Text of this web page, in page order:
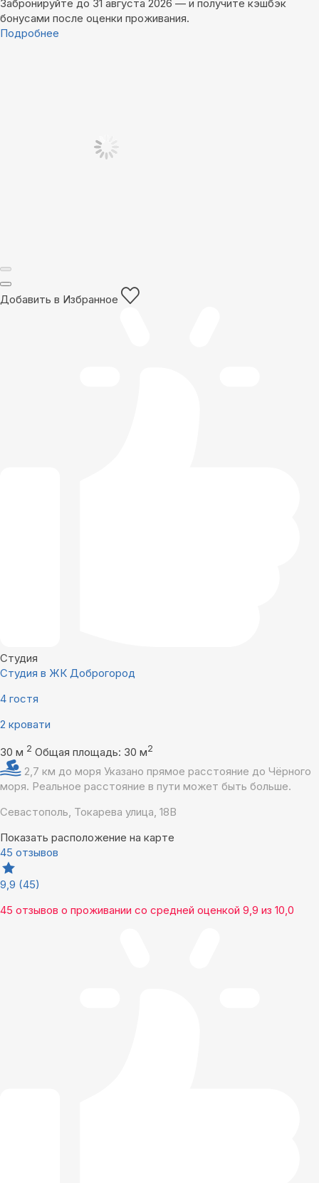
Забронируйте до 31 августа 2026 — и получите кэшбэк
бонусами после оценки проживания.
Подробнее
Добавить в Избранное
Студия
Студия в ЖК Доброгород
4 гостя
2 кровати
30 м 2 Общая площадь: 30 м2
2,7 км до моря Указано прямое расстояние до Чёрного
моря. Реальное расстояние в пути может быть больше.
Севастополь, Токарева улица, 18В
Показать расположение на карте
45 отзывов
9,9 (45)
45 отзывов о проживании со средней оценкой 9,9 из 10,0